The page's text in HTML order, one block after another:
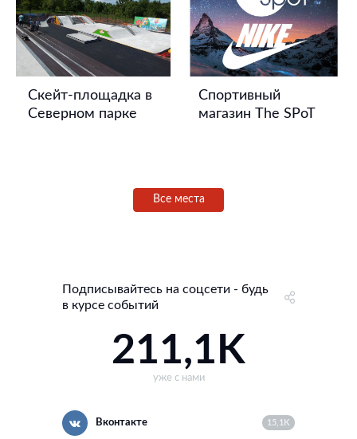
Скейт-площадка в
Северном парке
Спортивный
магазин The SPoT
Все места
Подписывайтесь на соцсети - будь
в курсе событий
211,1K
уже с нами
Вконтакте 15,1K